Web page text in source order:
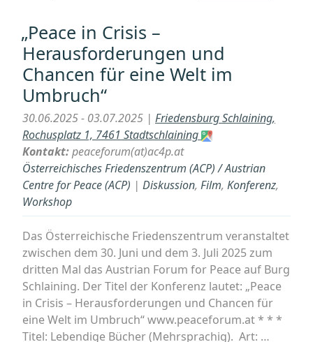
–
„Peace in Crisis –
Herausforderungen und
Chancen für eine Welt im
Umbruch“
30.06.2025 - 03.07.2025 | Friedensburg Schlaining,
Rochusplatz 1, 7461 Stadtschlaining
Kontakt:peaceforum(at)ac4p.at
Österreichisches Friedenszentrum (ACP) / Austrian
Centre for Peace (ACP) | Diskussion, Film, Konferenz,
Workshop
Das Österreichische Friedenszentrum veranstaltet
zwischen dem 30. Juni und dem 3. Juli 2025 zum
dritten Mal das Austrian Forum for Peace auf Burg
Schlaining. Der Titel der Konferenz lautet: „Peace
in Crisis – Herausforderungen und Chancen für
eine Welt im Umbruch“ www.peaceforum.at * * *
Titel: Lebendige Bücher (Mehrsprachig). Art: …